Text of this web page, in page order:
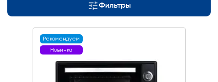
Фильтры
Рекомендуем
Новинка